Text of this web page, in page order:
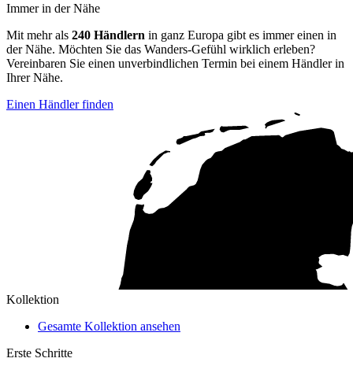
Immer in der Nähe
Mit mehr als 240 Händlern in ganz Europa gibt es immer einen in
der Nähe. Möchten Sie das Wanders-Gefühl wirklich erleben?
Vereinbaren Sie einen unverbindlichen Termin bei einem Händler in
Ihrer Nähe.
Einen Händler finden
Kollektion
Gesamte Kollektion ansehen
Erste Schritte